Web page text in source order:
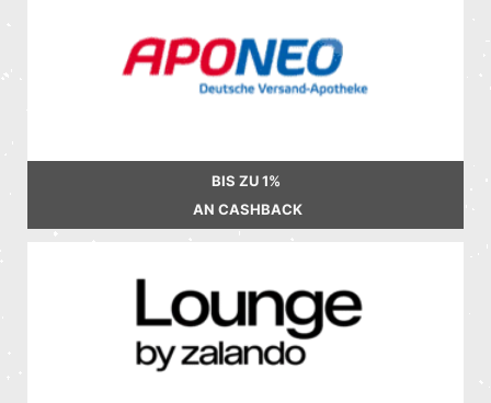
BIS ZU1%
AN CASHBACK